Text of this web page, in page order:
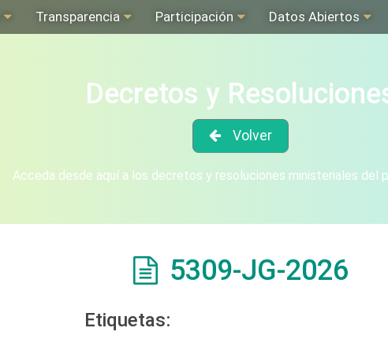
Transparencia Participación Datos Abiertos
Decretos y
Volver
Acceda desde aquí a los decretos y resoluciones ministeriales del
5309-JG-2026
Etiquetas: